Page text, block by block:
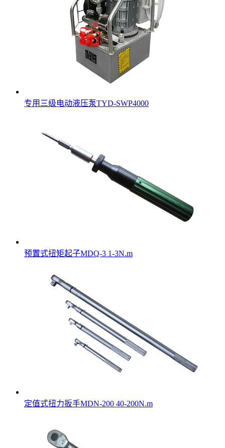
专用三级电动液压泵TYD-SWP4000
预置式扭矩起子MDQ-3 1-3N.m
定值式扭力扳手MDN-200 40-200N.m